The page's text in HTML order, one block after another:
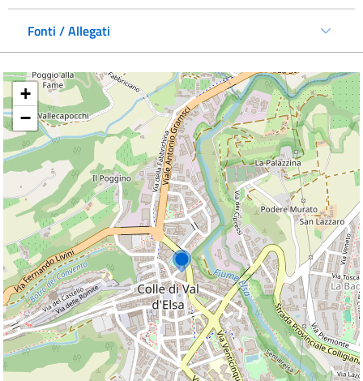
Fonti / Allegati
+
−